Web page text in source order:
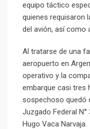
equipo táctico
quienes requisaron
del avión, así como
Al tratarse de una
aeropuerto en
operativo y la
embarque casi tres
sospechoso quedó
Juzgado Federal
Hugo Vaca Narvaja.